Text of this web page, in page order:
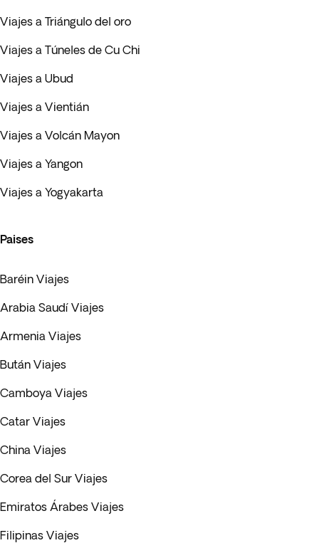
Viajes a Triángulo del oro
Viajes a Túneles de Cu Chi
Viajes a Ubud
Viajes a Vientián
Viajes a Volcán Mayon
Viajes a Yangon
Viajes a Yogyakarta
Paises
Baréin Viajes
Arabia Saudí Viajes
Armenia Viajes
Bután Viajes
Camboya Viajes
Catar Viajes
China Viajes
Corea del Sur Viajes
Emiratos Árabes Viajes
Filipinas Viajes